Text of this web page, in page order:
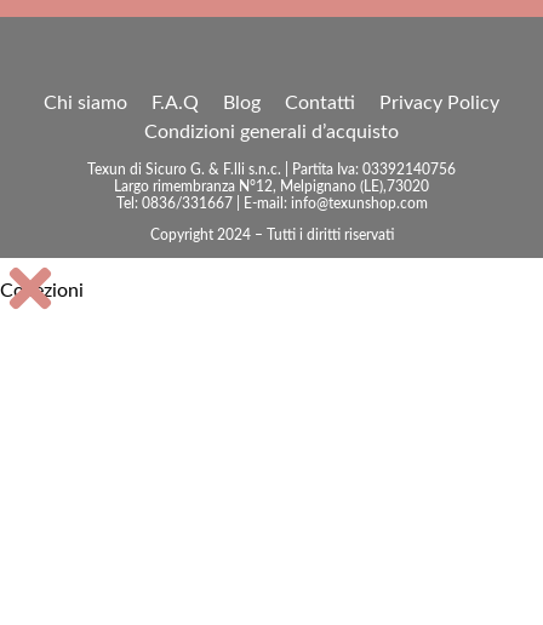
Chi siamo F.A.Q Blog Contatti
Privacy Policy
Condizioni generali d’acquisto
Texun di Sicuro G. & F.lli s.n.c. | Partita Iva: 03392140756
Largo rimembranza N°12, Melpignano (LE),73020
Tel: 0836/331667 | E-mail: info@texunshop.com
Copyright 2024 – Tutti i diritti riservati
Collezioni
Accessori bagno